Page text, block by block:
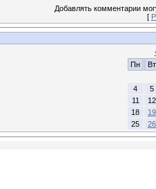
Добавлять комментарии
[
Пн
Вт
4
5
11
12
18
19
25
26